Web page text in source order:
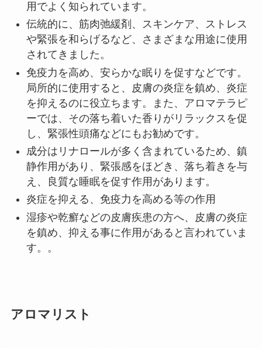
用でよく知られています。
伝統的に、筋肉弛緩剤、スキンケア、ストレス
や緊張を和らげるなど、さまざまな用途に使用
されてきました。
免疫力を高め、安らかな眠りを促すなどです。
局所的に使用すると、皮膚の炎症を鎮め、炎症
を抑えるのに役立ちます。また、アロマテラピ
ーでは、その落ち着いた香りがリラックスを促
し、緊張性頭痛などにもお勧めです。
成分はリナロールが多く含まれているため、鎮
静作用があり、緊張感をほどき、落ち着きを与
え、良質な睡眠を促す作用があります。
炎症を抑える、免疫力を高める等の作用
湿疹や乾癬などの皮膚疾患の方へ、皮膚の炎症
を鎮め、抑える事に作用があると言われていま
す。。
アロマリスト